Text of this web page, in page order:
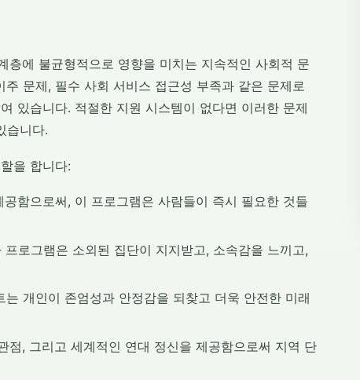
에 불균형적으로 영향을 미치는 지속적인 사회적 문
문제, 필수 사회 서비스 접근성 부족과 같은 문제로
있습니다. 적절한 지원 시스템이 없다면 이러한 문제
습니다.
을 합니다:
함으로써, 이 프로그램은 사람들이 즉시 필요한 것들
로그램은 소외된 집단이 지지받고, 소속감을 느끼고,
개인이 존엄성과 안정감을 되찾고 더욱 안전한 미래
점, 그리고 세계적인 연대 정신을 제공함으로써 지역 단